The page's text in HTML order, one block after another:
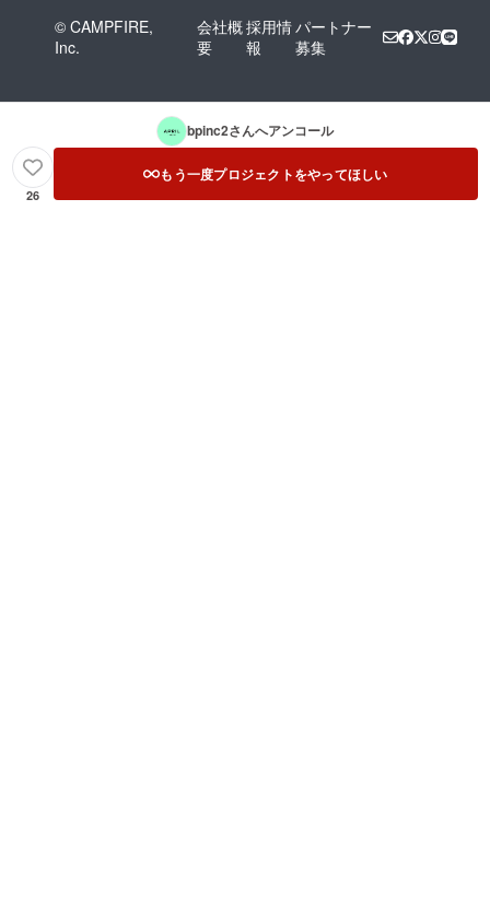
© CAMPFIRE,
Inc.
会社概
要
採用情
報
パートナー
募集
bpinc2さんへアンコール
26
もう一度プロジェクトをやってほしい